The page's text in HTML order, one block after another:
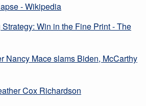
- Wikipedia
Win in the Fine Print - The
Nancy Mace slams Biden, McCarthy
Cox Richardson